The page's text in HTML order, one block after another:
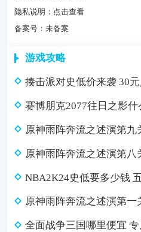
隐私说明： 点击查看
备案号：未备案
游戏攻略
揍击派对史低价来袭 30
赛博朋克2077往日之影什么时候适合入
原神雨阵奔流之述演第九关怎么过 第九
原神雨阵奔流之述演第八关怎么过 第八
NBA2K24史低要多少钱
原神雨阵奔流之述演第一关怎么过
全面战争三国哪里便宜 专属